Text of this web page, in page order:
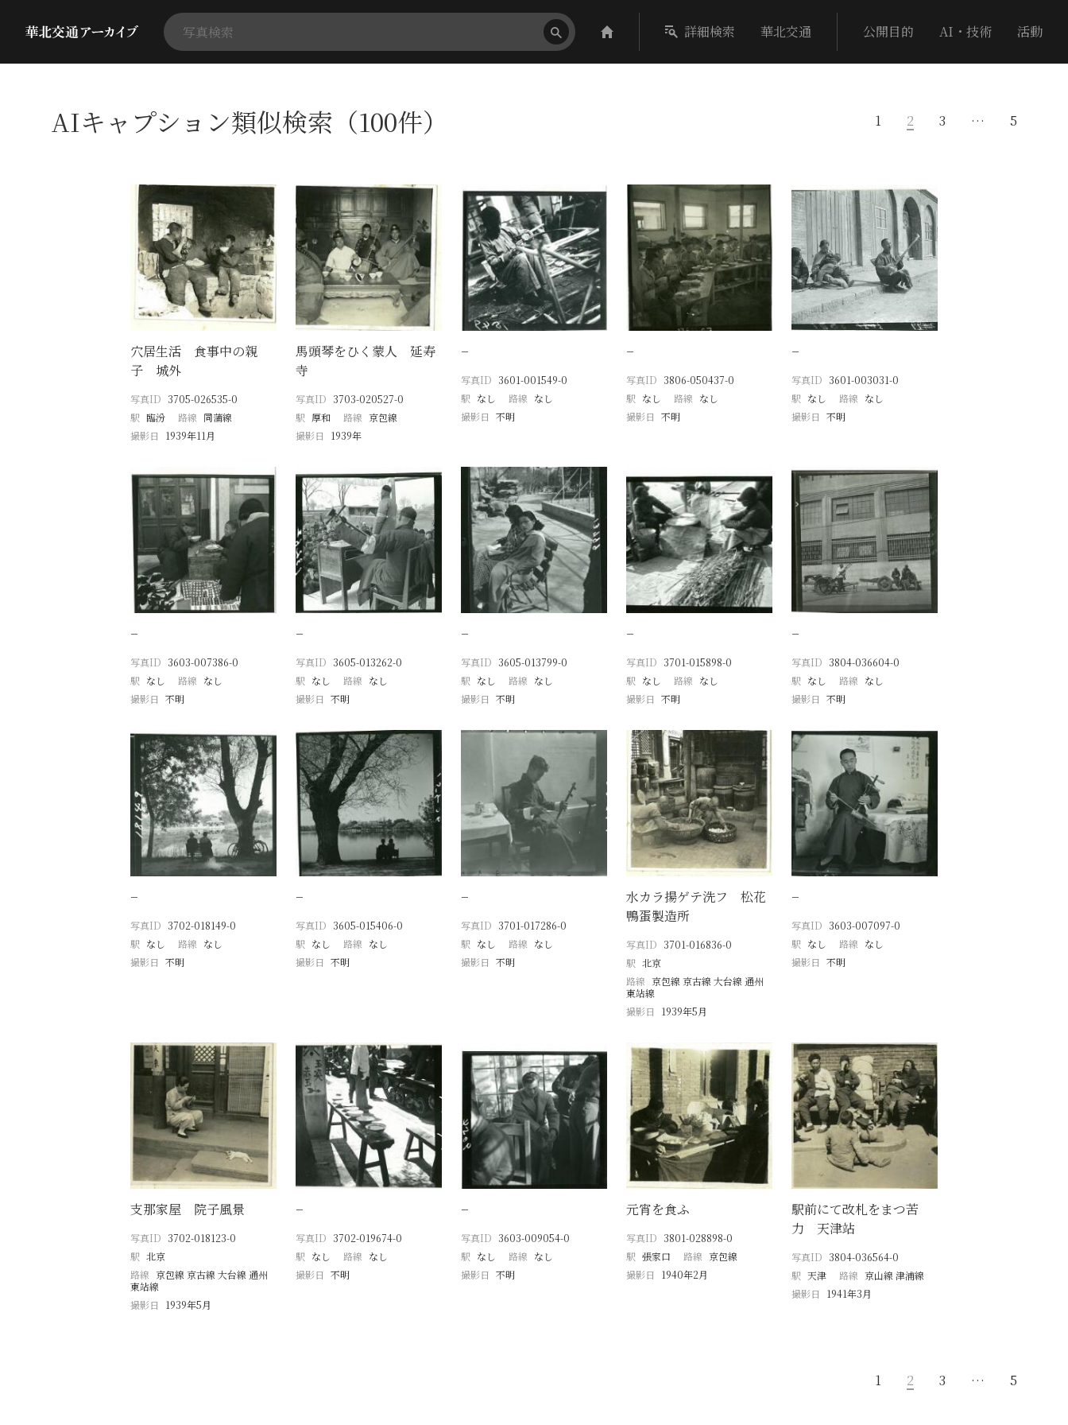
詳細検索 華北交通 公開目的 AI・技術 活動
AIキャプション類似検索（100件） 1 2 3 … 5
穴居生活 食事中の親
子 城外
写真ID 3705-026535-0
駅 臨汾 路線 同蒲線
撮影日
1939年11月
馬頭琴をひく蒙人 延寿
寺
写真ID 3703-020527-0
駅 厚和 路線 京包線
撮影日
1939年
−
写真ID 3601-001549-0
駅 なし 路線 なし
撮影日 不明
−
写真ID 3806-050437-0
駅 なし 路線 なし
撮影日 不明
−
写真ID 3601-003031-0
駅 なし 路線 なし
撮影日 不明
−
写真ID 3603-007386-0
駅 なし 路線 なし
撮影日 不明
−
写真ID 3605-013262-0
駅 なし 路線 なし
撮影日 不明
−
写真ID 3605-013799-0
駅 なし 路線 なし
撮影日 不明
−
写真ID 3701-015898-0
駅 なし 路線 なし
撮影日 不明
−
写真ID 3804-036604-0
駅 なし 路線 なし
撮影日 不明
−
写真ID 3702-018149-0
駅 なし 路線 なし
撮影日 不明
−
写真ID 3605-015406-0
駅 なし 路線 なし
撮影日 不明
−
写真ID 3701-017286-0
駅 なし 路線 なし
撮影日 不明
水カラ揚ゲテ洗フ 松花
鴨蛋製造所
写真ID 3701-016836-0
駅 北京
路線 京包線 京古線 大台線 通州
東站線
撮影日
1939年5月
−
写真ID 3603-007097-0
駅 なし 路線 なし
撮影日 不明
支那家屋 院子風景
写真ID 3702-018123-0
駅 北京
路線 京包線 京古線 大台線 通州
東站線
撮影日
1939年5月
−
写真ID 3702-019674-0
駅 なし 路線 なし
撮影日 不明
−
写真ID 3603-009054-0
駅 なし 路線 なし
撮影日 不明
元宵を食ふ
写真ID 3801-028898-0
駅 張家口 路線 京包線
撮影日
1940年2月
駅前にて改札をまつ苦
力 天津站
写真ID 3804-036564-0
駅 天津 路線 京山線 津浦線
撮影日
1941年3月
1 2 3 … 5